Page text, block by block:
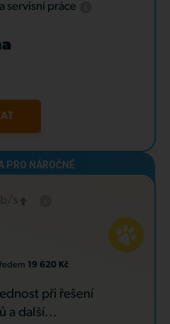
servisní práce
19 620 Kč
při řešení
a další...